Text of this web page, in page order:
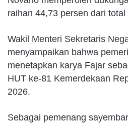
raihan 44,73 persen dari
Wakil Menteri Sekretaris
menyampaikan bahwa
menetapkan karya Fajar
HUT ke-81 Kemerdekaan
2026.
Sebagai pemenang